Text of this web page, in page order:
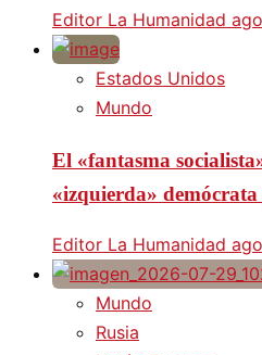
Editor La Humanidad
Estados Unidos
Mundo
El «fantasma
«izquierda»
Editor La Humanidad
Mundo
Rusia